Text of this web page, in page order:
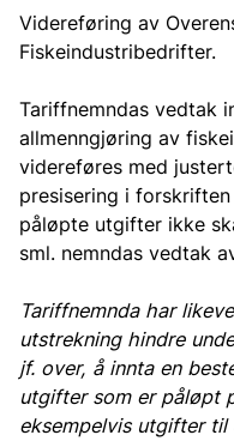
Videreføring av
Fiskeindustribedrifter.
Tariffnemndas vedtak
allmenngjøring av
videreføres med
presisering i
påløpte utgifter ikke
sml. nemndas vedtak
Tariffnemnda har
utstrekning hindre
jf. over, å innta en
utgifter som er påløpt
eksempelvis utgifter